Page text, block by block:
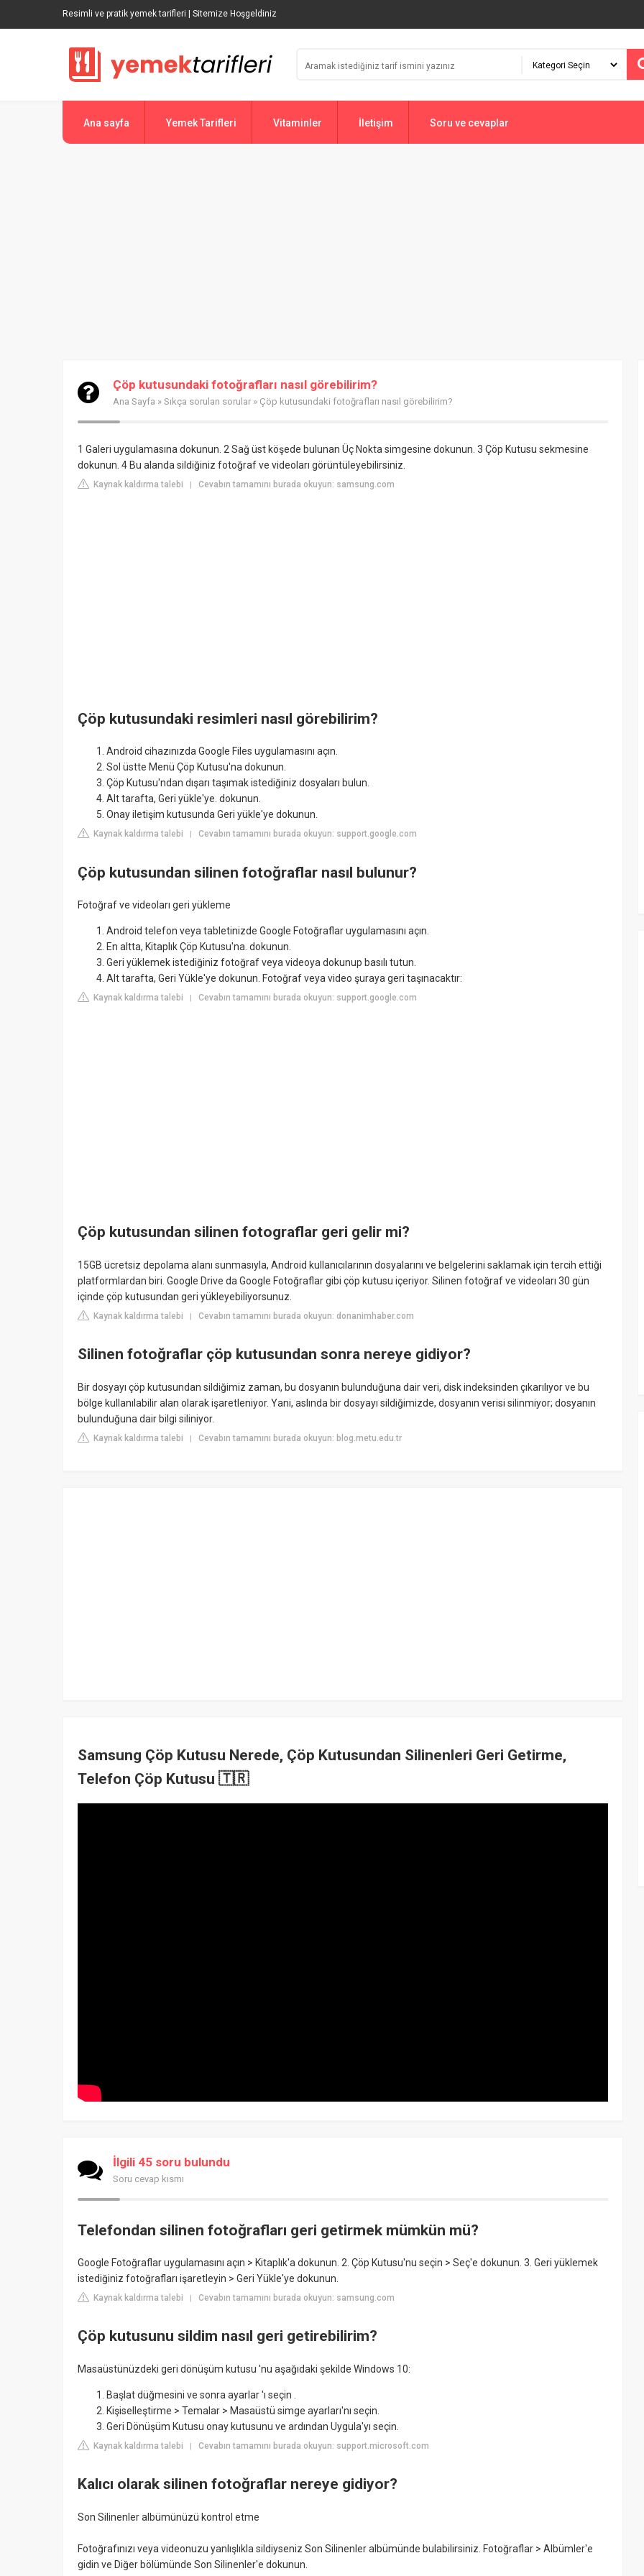
Resimli ve pratik yemek tarifleri | Sitemize Hoşgeldiniz
Ana sayfa Yemek Tarifleri Vitaminler İletişim Soru ve cevaplar
Çöp kutusundaki fotoğrafları nasıl görebilirim?
Ana Sayfa » Sıkça sorulan sorular » Çöp kutusundaki fotoğrafları nasıl görebilirim?
1 Galeri uygulamasına dokunun. 2 Sağ üst köşede bulunan Üç Nokta simgesine dokunun. 3 Çöp Kutusu sekmesine
dokunun. 4 Bu alanda sildiğiniz fotoğraf ve videoları görüntüleyebilirsiniz.
Kaynak kaldırma talebi | Cevabın tamamını burada okuyun: samsung.com
Çöp kutusundaki resimleri nasıl görebilirim?
Android cihazınızda Google Files uygulamasını açın.
Sol üstte Menü Çöp Kutusu'na dokunun.
Çöp Kutusu'ndan dışarı taşımak istediğiniz dosyaları bulun.
Alt tarafta, Geri yükle'ye. dokunun.
Onay iletişim kutusunda Geri yükle'ye dokunun.
Kaynak kaldırma talebi Cevabın tamamını burada okuyun: support.google.com
Çöp kutusundan silinen fotoğraflar nasıl bulunur?
Fotoğraf ve videoları geri yükleme
Android telefon veya tabletinizde Google Fotoğraflar uygulamasını açın.
En altta, Kitaplık Çöp Kutusu'na. dokunun.
Geri yüklemek istediğiniz fotoğraf veya videoya dokunup basılı tutun.
Alt tarafta, Geri Yükle'ye dokunun. Fotoğraf veya video şuraya geri taşınacaktır:
Kaynak kaldırma talebi Cevabın tamamını burada okuyun: support.google.com
Çöp kutusundan silinen fotograflar geri gelir mi?
15GB ücretsiz depolama alanı sunmasıyla, Android kullanıcılarının dosyalarını ve belgelerini saklamak için tercih ettiği
platformlardan biri. Google Drive da Google Fotoğraflar gibi çöp kutusu içeriyor. Silinen fotoğraf ve videoları 30 gün
içinde çöp kutusundan geri yükleyebiliyorsunuz.
Kaynak kaldırma talebi | Cevabın tamamını burada okuyun: donanimhaber.com
Silinen fotoğraflar çöp kutusundan sonra nereye gidiyor?
Bir dosyayı çöp kutusundan sildiğimiz zaman, bu dosyanın bulunduğuna dair veri, disk indeksinden çıkarılıyor ve bu
bölge kullanılabilir alan olarak işaretleniyor. Yani, aslında bir dosyayı sildiğimizde, dosyanın verisi silinmiyor; dosyanın
bulunduğuna dair bilgi siliniyor.
Kaynak kaldırma talebi | Cevabın tamamını burada okuyun: blog.metu.edu.tr
Samsung Çöp Kutusu Nerede, Çöp Kutusundan Silinenleri Geri Getirme,
Telefon Çöp Kutusu 🇹🇷
İlgili 45 soru bulundu
Soru cevap kısmı
Telefondan silinen fotoğrafları geri getirmek mümkün mü?
Google Fotoğraflar uygulamasını açın > Kitaplık'a dokunun. 2. Çöp Kutusu'nu seçin > Seç'e dokunun. 3. Geri yüklemek
istediğiniz fotoğrafları işaretleyin > Geri Yükle'ye dokunun.
Kaynak kaldırma talebi | Cevabın tamamını burada okuyun: samsung.com
Çöp kutusunu sildim nasıl geri getirebilirim?
Masaüstünüzdeki geri dönüşüm kutusu 'nu aşağıdaki şekilde Windows 10:
Başlat düğmesini ve sonra ayarlar 'ı seçin .
Kişiselleştirme > Temalar > Masaüstü simge ayarları'nı seçin.
Geri Dönüşüm Kutusu onay kutusunu ve ardından Uygula'yı seçin.
Kaynak kaldırma talebi | Cevabın tamamını burada okuyun: support.microsoft.com
Kalıcı olarak silinen fotoğraflar nereye gidiyor?
Son Silinenler albümünüzü kontrol etme
Fotoğrafınızı veya videonuzu yanlışlıkla sildiyseniz Son Silinenler albümünde bulabilirsiniz. Fotoğraflar > Albümler'e
gidin ve Diğer bölümünde Son Silinenler'e dokunun.